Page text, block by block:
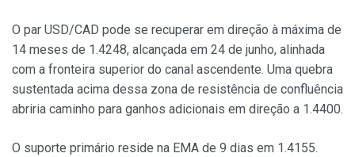
O par USD/CAD pode se recuperar em direção à máxima de
14 meses de 1.4248, alcançada em 24 de junho, alinhada
com a fronteira superior do canal ascendente. Uma quebra
sustentada acima dessa zona de resistência de confluência
abriria caminho para ganhos adicionais em direção a 1.4400.
O suporte primário reside na EMA de 9 dias em 1.4155.